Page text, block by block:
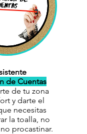
de Cuentas
de tu zona
y darte el
necesitas
la toalla, no
procastinar.